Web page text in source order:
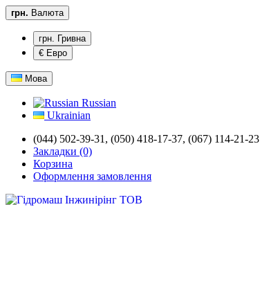
грн. Валюта
грн. Гривна
€ Евро
Мова
Russian
Ukrainian
(044) 502-39-31, (050) 418-17-37, (067) 114-21-23
Закладки (0)
Корзина
Оформлення замовлення